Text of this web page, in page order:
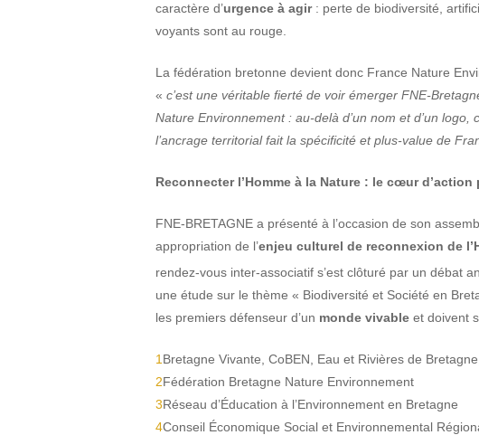
caractère d’urgence à agir: perte de biodiversité,
voyants sont au rouge.
La fédération bretonne devient donc France Nature
« c’est une véritable fierté de voir émerger FNE-
Nature Environnement : au-delà d’un nom et d’un
l’ancrage territorial fait la spécificité et plus-value de
Reconnecter l’Homme à la Nature : le cœur
FNE-BRETAGNE a présenté à l’occasion de son
appropriation de l’enjeu culturel de reconnexion de
rendez-vous inter-associatif s’est clôturé par un débat
une étude sur le thème « Biodiversité et Société en
les premiers défenseur d’un monde vivable et doivent
1 Bretagne Vivante, CoBEN, Eau et Rivières de
2Fédération Bretagne Nature Environnement
3Réseau d’Éducation à l’Environnement en Bretagne
4Conseil Économique Social et Environnemental